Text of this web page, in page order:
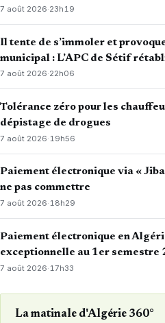
7 août 2026·23h19
Il tente de s’immoler et
municipal : L’APC de Sétif
7 août 2026·22h06
Tolérance zéro pour les
dépistage de drogues
7 août 2026· 19h56
Paiement électronique via «
ne pas commettre
7 août 2026·18h29
Paiement électronique en
exceptionnelle au 1er semestre
7 août 2026· 17h33
La matinale d'Algérie 360°